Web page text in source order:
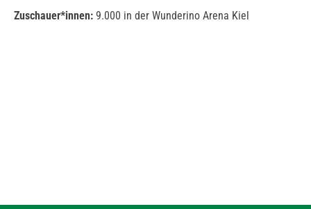
Zuschauer*innen: 9.000 in der Wunderino Arena Kiel